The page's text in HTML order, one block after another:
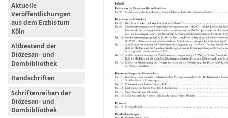
Aktuelle
Veröffentlichungen
aus dem Erzbistum
Köln
Altbestand der
Diözesan- und
Dombibliothek
Handschriften
Schriftenreihen der
Diözesan- und
Dombibliothek